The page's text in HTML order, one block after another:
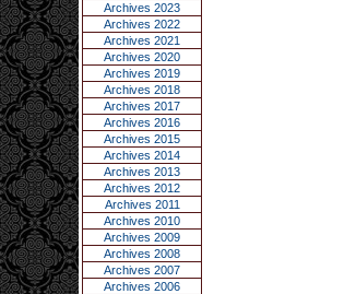
Archives 2023
Archives 2022
Archives 2021
Archives 2020
Archives 2019
Archives 2018
Archives 2017
Archives 2016
Archives 2015
Archives 2014
Archives 2013
Archives 2012
Archives 2011
Archives 2010
Archives 2009
Archives 2008
Archives 2007
Archives 2006